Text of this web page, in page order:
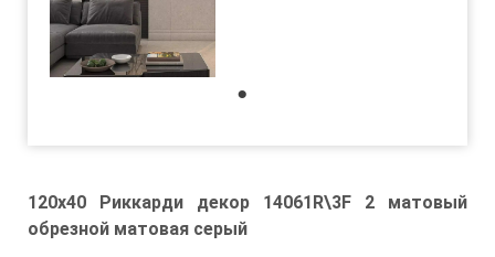
120x40 Риккарди декор 14061R\3F 2 матовый
обрезной матовая серый